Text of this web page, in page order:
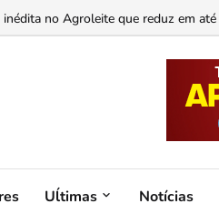
o adesivo hormonal ajuda?...
Uĺtimas Notícias